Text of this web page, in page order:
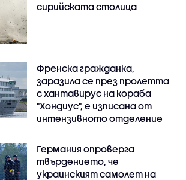
сирийската столица
Френска гражданка,
заразила се през пролетта
с хантавирус на кораба
"Хондиус", е изписана от
интензивното отделение
Германия опроверга
твърдението, че
украинският самолет на